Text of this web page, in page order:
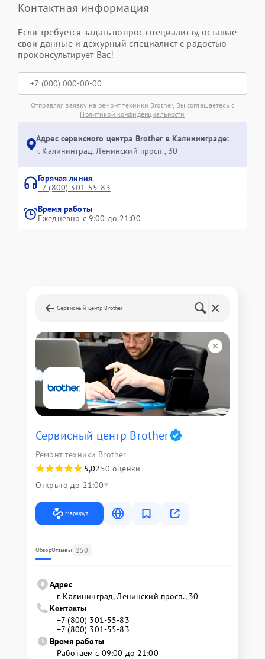
Контактная информация
Если требуется задать вопрос специалисту, оставьте
свои данные и дежурный специалист с радостью
проконсультирует Вас!
Отправляя заявку на ремонт техники Brother, Вы соглашаетесь с
Политикой конфиденциальности
Адрес сервисного центра Brother в Калининграде:
г. Калининград, Ленинский просп., 30
Горячая линия
+7 (800) 301-55-83
Время работы
Ежедневно с 9:00 до 21:00
Сервисный центр Brother
Сервисный центр Brother
Ремонт техники Brother
5,0250 оценки
Открыто до 21:00
Маршрут
ОбзорОтзывы 250
Адрес
г. Калининград, Ленинский просп., 30
Контакты
+7 (800) 301-55-83
+7 (800) 301-55-83
Время работы
Работаем с 09:00 до 21:00